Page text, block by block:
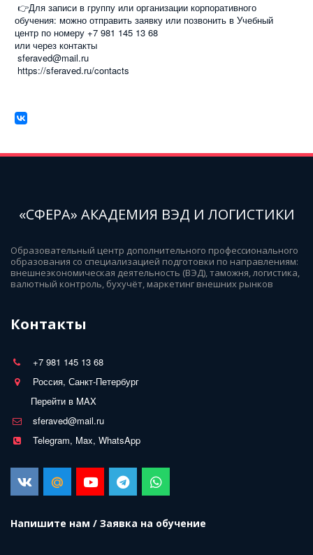
👉Для записи в группу или организации корпоративного
обучения: можно отправить заявку или позвонить в Учебный
центр по номеру +7 981 145 13 68
или через контакты
sferaved@mail.ru
https://sferaved.ru/contacts
«СФЕРА» АКАДЕМИЯ ВЭД И ЛОГИСТИКИ
Образовательный центр дополнительного профессионального
образования со специализацией подготовки по направлениям:
внешнеэкономическая деятельность (ВЭД), таможня, логистика,
валютный контроль, бухучёт, маркетинг внешних рынков
Контакты
+7 981 145 13 68
Россия, Санкт-Петербург
Перейти в MAX
sferaved@mail.ru
Telegram, Max, WhatsApp
Напишите нам / Заявка на обучение